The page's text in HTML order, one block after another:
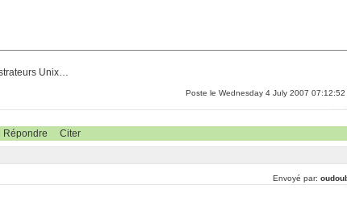
Unix…
Poste le Wednesday 4 July 2007 07:12:52
Répondre Citer
Envoyé par: